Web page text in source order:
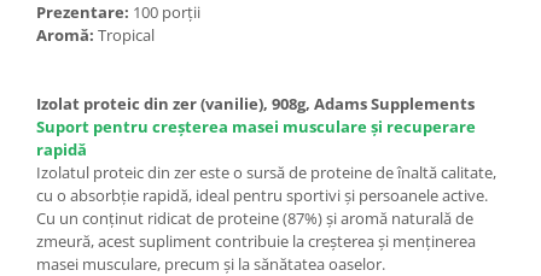
Prezentare: 100 porții
Aromă: Tropical
Izolat proteic din zer (vanilie), 908g, Adams Supplements
Suport pentru creșterea masei musculare și recuperare
rapidă
Izolatul proteic din zer este o sursă de proteine de înaltă calitate,
cu o absorbție rapidă, ideal pentru sportivi și persoanele active.
Cu un conținut ridicat de proteine (87%) și aromă naturală de
zmeură, acest supliment contribuie la creșterea și menținerea
masei musculare, precum și la sănătatea oaselor.